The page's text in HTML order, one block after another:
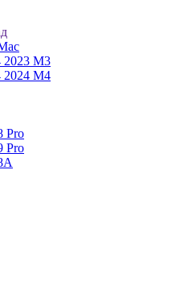
2023 M3
2024 M4
Pro
Pro